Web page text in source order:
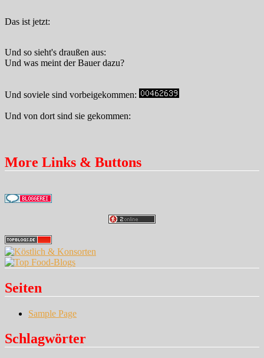
Das ist jetzt:
Und so sieht's draußen aus:
Und was meint der Bauer dazu?
Und soviele sind vorbeigekommen:
Und von dort sind sie gekommen:
More Links & Buttons
Seiten
Sample Page
Schlagwörter